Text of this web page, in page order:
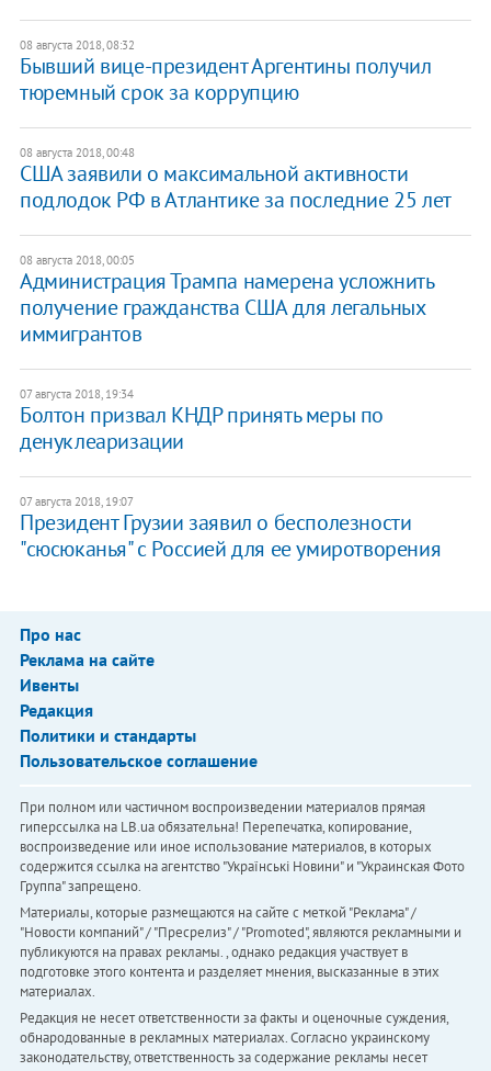
08 августа 2018, 08:32
​Бывший вице-президент Аргентины получил
тюремный срок за коррупцию
08 августа 2018, 00:48
США заявили о максимальной активности
подлодок РФ в Атлантике за последние 25 лет
08 августа 2018, 00:05
Администрация Трампа намерена усложнить
получение гражданства США для легальных
иммигрантов
07 августа 2018, 19:34
Болтон призвал КНДР принять меры по
денуклеаризации
07 августа 2018, 19:07
Президент Грузии заявил о бесполезности
"сюсюканья" с Россией для ее умиротворения
Про нас
Реклама на сайте
Ивенты
Редакция
Политики и стандарты
Пользовательское соглашение
При полном или частичном воспроизведении материалов прямая
гиперссылка на LB.ua обязательна! Перепечатка, копирование,
воспроизведение или иное использование материалов, в которых
содержится ссылка на агентство "Українськi Новини" и "Украинская Фото
Группа" запрещено.
Материалы, которые размещаются на сайте с меткой "Реклама" /
"Новости компаний" / "Пресрелиз" / "Promoted", являются рекламными и
публикуются на правах рекламы. , однако редакция участвует в
подготовке этого контента и разделяет мнения, высказанные в этих
материалах.
Редакция не несет ответственности за факты и оценочные суждения,
обнародованные в рекламных материалах. Согласно украинскому
законодательству, ответственность за содержание рекламы несет